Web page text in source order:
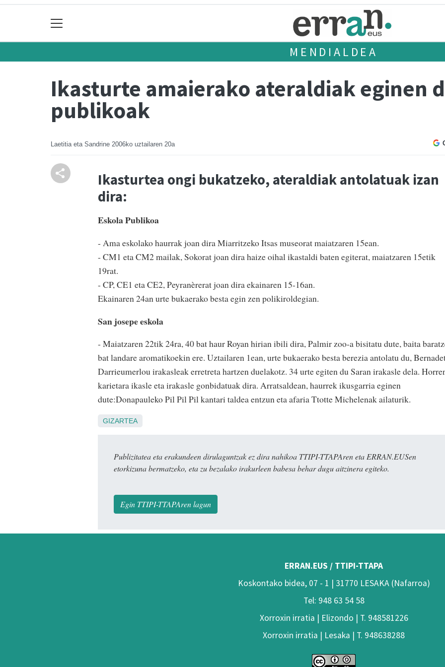
MENDIALDEA
Ikasturte amaierako ateraldiak eginen
publikoak
Laetitia eta Sandrine 2006ko uztailaren 20a
Ikasturtea ongi bukatzeko, ateraldiak antolatuak izan
dira:
Eskola Publikoa
- Ama eskolako haurrak joan dira Miarritzeko Itsas museorat maiatzaren 15ean.
- CM1 eta CM2 mailak, Sokorat joan dira haize oihal ikastaldi baten egiterat, maiatzaren 15etik
19rat.
- CP, CE1 eta CE2, Peyranèrerat joan dira ekainaren 15-16an.
Ekainaren 24an urte bukaerako besta egin zen polikiroldegian.
San josepe eskola
- Maiatzaren 22tik 24ra, 40 bat haur Royan hirian ibili dira, Palmir zoo-a bisitatu dute, baita
bat landare aromatikoekin ere. Uztailaren 1ean, urte bukaerako besta berezia antolatu du,
Darrieumerlou irakasleak erretreta hartzen duelakotz. 34 urte egiten du Saran irakasle dela.
karietara ikasle eta irakasle gonbidatuak dira. Arratsaldean, haurrek ikusgarria eginen
dute:Donapauleko Pil Pil Pil kantari taldea entzun eta afaria Ttotte Michelenak ailaturik.
GIZARTEA
Publizitatea eta erakundeen dirulaguntzak ez dira nahikoa TTIPI-TTAPAren eta ERRAN.EUSen
etorkizuna bermatzeko, eta zu bezalako irakurleen babesa behar dugu aitzinera egiteko.
Egin TTIPI-TTAPAren lagun
ERRAN.EUS / TTIPI-TTAPA
Koskontako bidea, 07 - 1 | 31770 LESAKA (Nafarroa)
Tel: 948 63 54 58
Xorroxin irratia | Elizondo | T. 948581226
Xorroxin irratia | Lesaka | T. 948638288